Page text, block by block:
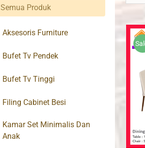
Semua Produk
Aksesoris Furniture
Bufet Tv Pendek
Bufet Tv Tinggi
Filing Cabinet Besi
Kamar Set Minimalis Dan
Anak